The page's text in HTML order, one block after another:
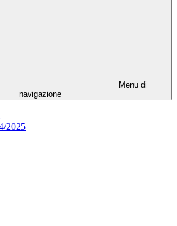
Menu di
navigazione
2025